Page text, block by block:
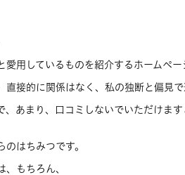
愛用しているものを紹介するホームペー
直接的に関係はなく、私の独断と偏見で
、あまり、口コミしないでいただけます
のはちみつです。
、もちろん、